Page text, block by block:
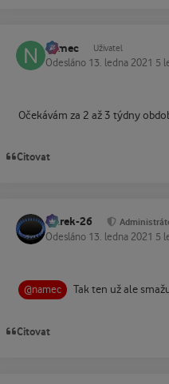
namec Uživatel
Odesláno 13. ledna 2021 5
Očekávám za 2 až 3 týdny
Citovat
Marek-26
Odesláno 13. ledna 2021 5
@namec Tak ten už ale
Citovat